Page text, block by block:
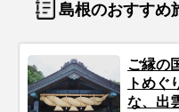
島根のおすすめ
ご縁の
トめぐ
な、出